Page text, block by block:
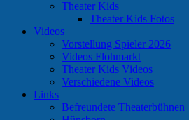
Theater Kids
Theater Kids Fotos
Videos
Vorstellung Spieler 2026
Videos Flohmarkt
Theater Kids Videos
Verschiedene Videos
Links
Befreundete Theaterbühnen